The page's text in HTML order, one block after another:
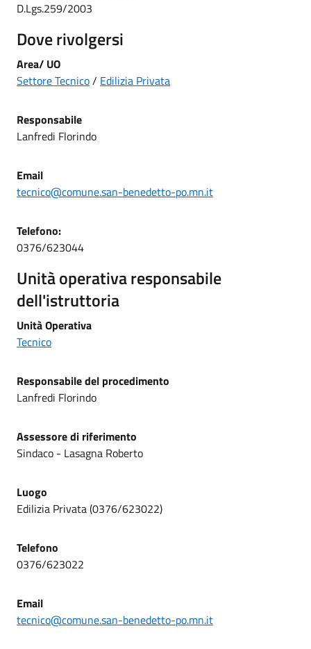
D.Lgs.259/2003
Dove rivolgersi
Area/ UO
Settore Tecnico/ Edilizia Privata
Responsabile
Lanfredi Florindo
Email
tecnico@comune.san-benedetto-po.mn.it
Telefono:
0376/623044
Unità operativa responsabile
dell'istruttoria
Unità Operativa
Tecnico
Responsabile del procedimento
Lanfredi Florindo
Assessore di riferimento
Sindaco - Lasagna Roberto
Luogo
Edilizia Privata (0376/623022)
Telefono
0376/623022
Email
tecnico@comune.san-benedetto-po.mn.it